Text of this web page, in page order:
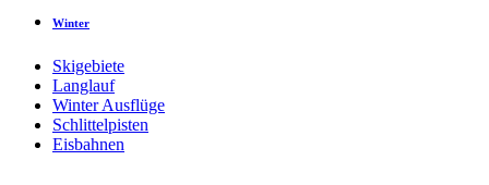
Winter
Skigebiete
Langlauf
Winter Ausflüge
Schlittelpisten
Eisbahnen